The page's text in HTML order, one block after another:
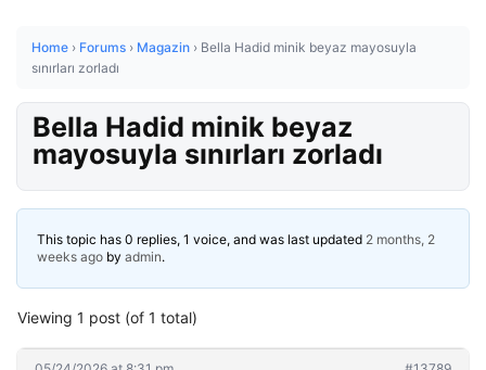
Home › Forums › Magazin › Bella Hadid minik beyaz mayosuyla
sınırları zorladı
Bella Hadid minik beyaz
mayosuyla sınırları zorladı
This topic has 0 replies, 1 voice, and was last updated 2 months, 2
weeks ago by admin.
Viewing 1 post (of 1 total)